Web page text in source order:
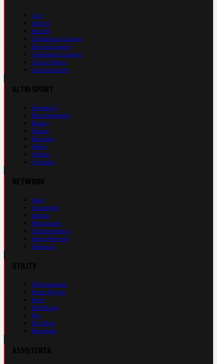
Live
Serie A
Serie B
Champions League
Europa League
Conference League
Calcio Estero
Calciomercato
Formula 1
Motomondiale
Basket
Tennis
Running
Volley
eSports
Ciclismo
Auto
Autosprint
Inmoto
Motosprint
Guerinsportivo
Sport Network
Fantacup
Abbonamenti
Prima Pagina
Store
Pubblicità
Rss
Site Map
Registrati